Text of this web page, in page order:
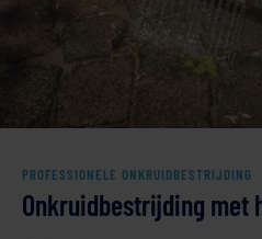
PROFESSIONELE ONKRUIDBESTRIJDING
Onkruidbestrijding met